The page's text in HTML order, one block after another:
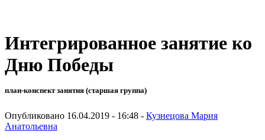
Интегрированное занятие ко
Дню Победы
план-конспект занятия (старшая группа)
Опубликовано 16.04.2019 - 16:48 - Кузнецова Мария
Анатольевна